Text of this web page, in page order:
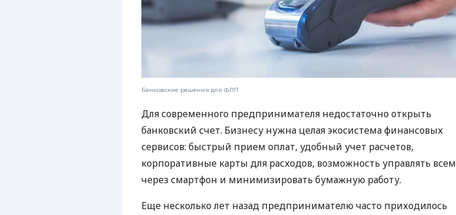
Банковские решения для ФЛП
Для современного предпринимателя недостаточно открыть
банковский счет. Бизнесу нужна целая экосистема финансовых
сервисов: быстрый прием оплат, удобный учет расчетов,
корпоративные карты для расходов, возможность управлять всем
через смартфон и минимизировать бумажную работу.
Еще несколько лет назад предпринимателю часто приходилось